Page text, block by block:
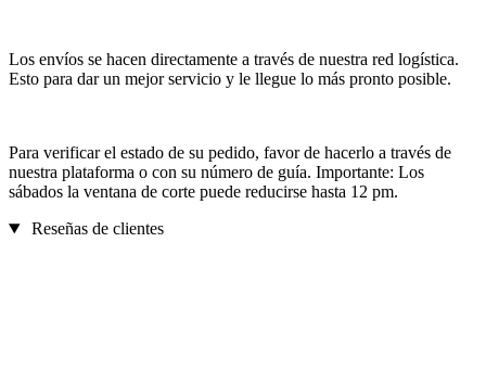
Los envíos se hacen directamente a través de nuestra red logística.
Esto para dar un mejor servicio y le llegue lo más pronto posible.
Para verificar el estado de su pedido, favor de hacerlo a través de
nuestra plataforma o con su número de guía. Importante: Los
sábados la ventana de corte puede reducirse hasta 12 pm.
Reseñas de clientes